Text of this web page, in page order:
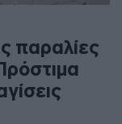
παραλίες